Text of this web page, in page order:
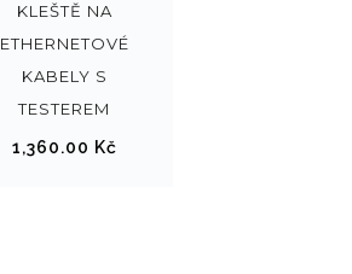
KLEŠTĚ NA
ETHERNETOVÉ
KABELY S
TESTEREM
1,360.00 Kč